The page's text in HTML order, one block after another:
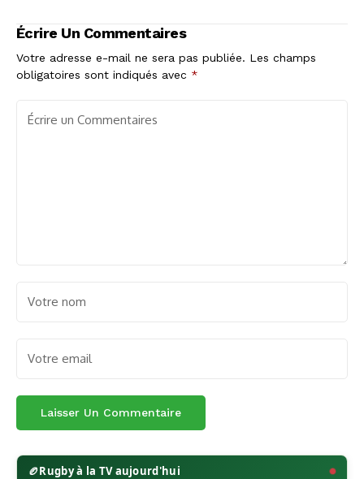
Écrire Un Commentaires
Votre adresse e-mail ne sera pas publiée. Les champs
obligatoires sont indiqués avec *
🏉Rugby à la TV aujourd'hui